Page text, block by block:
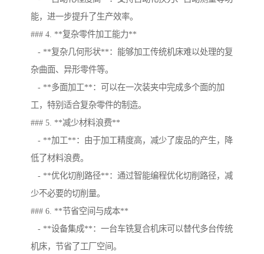
能，进一步提升了生产效率。
### 4. **复杂零件加工能力**
- **复杂几何形状**：能够加工传统机床难以处理的复
杂曲面、异形零件等。
- **多面加工**：可以在一次装夹中完成多个面的加
工，特别适合复杂零件的制造。
### 5. **减少材料浪费**
- **加工**：由于加工精度高，减少了废品的产生，降
低了材料浪费。
- **优化切削路径**：通过智能编程优化切削路径，减
少不必要的切削量。
### 6. **节省空间与成本**
- **设备集成**：一台车铣复合机床可以替代多台传统
机床，节省了工厂空间。